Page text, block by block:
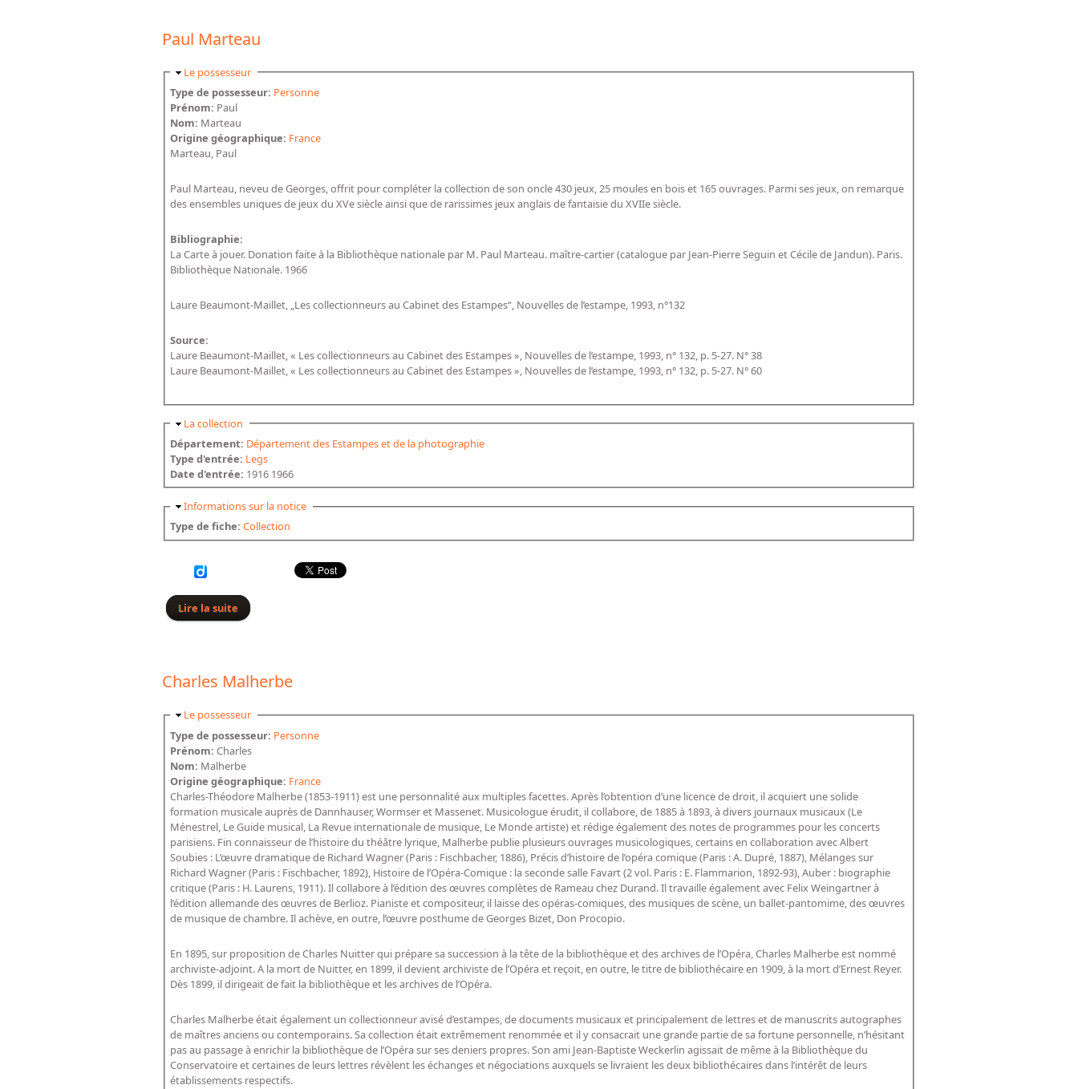
Paul Marteau
Masquer
Le possesseur
Type de possesseur: Personne
Prénom: Paul
Nom: Marteau
Origine géographique: France
Marteau, Paul
Paul Marteau, neveu de Georges, offrit pour compléter la collection de son oncle 430 jeux, 25 moules en bois et 165 ouvrages. Parmi ses jeux, on remarque
des ensembles uniques de jeux du XVe siècle ainsi que de rarissimes jeux anglais de fantaisie du XVIIe siècle.
Bibliographie:
La Carte à jouer. Donation faite à la Bibliothèque nationale par M. Paul Marteau. maître-cartier (catalogue par Jean-Pierre Seguin et Cécile de Jandun). Paris.
Bibliothèque Nationale. 1966
Laure Beaumont-Maillet, „Les collectionneurs au Cabinet des Estampes“, Nouvelles de l’estampe, 1993, n°132
Source:
Laure Beaumont-Maillet, « Les collectionneurs au Cabinet des Estampes », Nouvelles de l’estampe, 1993, n° 132, p. 5-27. N° 38
Laure Beaumont-Maillet, « Les collectionneurs au Cabinet des Estampes », Nouvelles de l’estampe, 1993, n° 132, p. 5-27. N° 60
Masquer
La collection
Département: Département des Estampes et de la photographie
Type d'entrée: Legs
Date d'entrée: 1916 1966
Masquer
Informations sur la notice
Type de fiche:Collection
Lire la suite de Paul Marteau
Charles Malherbe
Masquer
Le possesseur
Type de possesseur: Personne
Prénom:Charles
Nom: Malherbe
Origine géographique: France
Charles-Théodore Malherbe (1853-1911) est une personnalité aux multiples facettes. Après l’obtention d’une licence de droit, il acquiert une solide
formation musicale auprès de Dannhauser, Wormser et Massenet. Musicologue érudit, il collabore, de 1885 à 1893, à divers journaux musicaux (Le
Ménestrel, Le Guide musical, La Revue internationale de musique, Le Monde artiste) et rédige également des notes de programmes pour les concerts
parisiens. Fin connaisseur de l’histoire du théâtre lyrique, Malherbe publie plusieurs ouvrages musicologiques, certains en collaboration avec Albert
Soubies : L’œuvre dramatique de Richard Wagner (Paris : Fischbacher, 1886), Précis d’histoire de l’opéra comique (Paris : A. Dupré, 1887), Mélanges sur
Richard Wagner (Paris : Fischbacher, 1892), Histoire de l’Opéra-Comique : la seconde salle Favart (2 vol. Paris : E. Flammarion, 1892-93), Auber : biographie
critique (Paris : H. Laurens, 1911). Il collabore à l’édition des œuvres complètes de Rameau chez Durand. Il travaille également avec Felix Weingartner à
l’édition allemande des œuvres de Berlioz. Pianiste et compositeur, il laisse des opéras-comiques, des musiques de scène, un ballet-pantomime, des œuvres
de musique de chambre. Il achève, en outre, l’œuvre posthume de Georges Bizet, Don Procopio.
En 1895, sur proposition de Charles Nuitter qui prépare sa succession à la tête de la bibliothèque et des archives de l’Opéra, Charles Malherbe est nommé
archiviste-adjoint. A la mort de Nuitter, en 1899, il devient archiviste de l’Opéra et reçoit, en outre, le titre de bibliothécaire en 1909, à la mort d’Ernest Reyer.
Dès 1899, il dirigeait de fait la bibliothèque et les archives de l’Opéra.
Charles Malherbe était également un collectionneur avisé d’estampes, de documents musicaux et principalement de lettres et de manuscrits autographes
de maîtres anciens ou contemporains. Sa collection était extrêmement renommée et il y consacrait une grande partie de sa fortune personnelle, n’hésitant
pas au passage à enrichir la bibliothèque de l’Opéra sur ses deniers propres. Son ami Jean-Baptiste Weckerlin agissait de même à la Bibliothèque du
Conservatoire et certaines de leurs lettres révèlent les échanges et négociations auxquels se livraient les deux bibliothécaires dans l’intérêt de leurs
établissements respectifs.